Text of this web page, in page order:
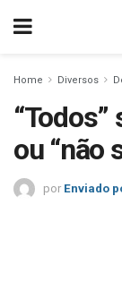
Home Diversos
ou “não
por Enviado